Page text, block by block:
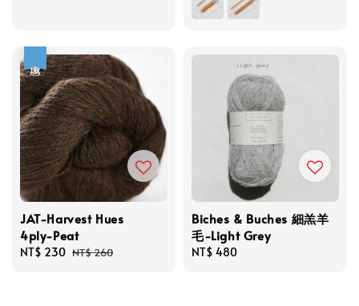
JAT-Harvest Hues
4ply-Peat
Sale
NT$ 230 Regular
NT$ 260
Biches & Buches 細羔羊
毛-Light Grey
Regular
NT$ 480